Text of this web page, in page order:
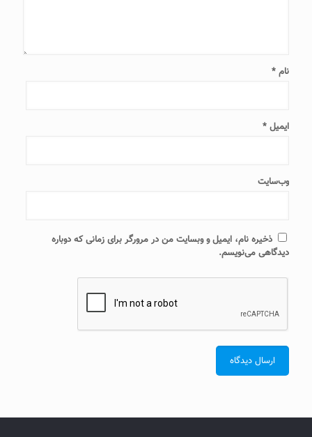
نام *
ایمیل *
وب‌سایت
ذخیره نام، ایمیل و وبسایت من در مرورگر برای زمانی که دوباره
دیدگاهی می‌نویسم.